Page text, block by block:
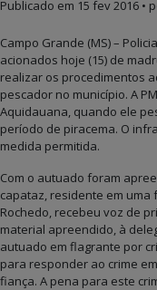
Publicado em 15 fev 2016 •
Campo Grande (MS) –
acionados hoje (15) de
realizar os procedimentos
pescador no município. A
Aquidauana, quando ele
período de piracema. O
medida permitida.
Com o autuado foram
capataz, residente em
Rochedo, recebeu voz de
material apreendido, à
autuado em flagrante por
para responder ao crime
fiança. A pena para este